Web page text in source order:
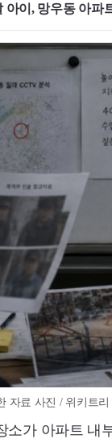
아이, 망우동 아파
자료 사진 / 위키트리
소가 아파트 내